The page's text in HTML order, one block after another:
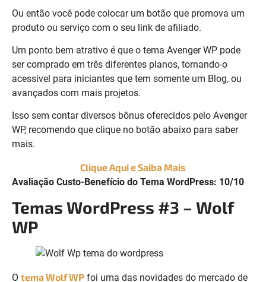
Ou então você pode colocar um botão que promova um
produto ou serviço com o seu link de afiliado.
Um ponto bem atrativo é que o tema Avenger WP pode
ser comprado em três diferentes planos, tornando-o
acessível para iniciantes que tem somente um Blog, ou
avançados com mais projetos.
Isso sem contar diversos bônus oferecidos pelo Avenger
WP, recomendo que clique no botão abaixo para saber
mais.
Clique Aqui e Saiba Mais
Avaliação Custo-Benefício do Tema WordPress: 10/10
Temas WordPress #3 – Wolf
WP
O tema Wolf WP foi uma das novidades do mercado de